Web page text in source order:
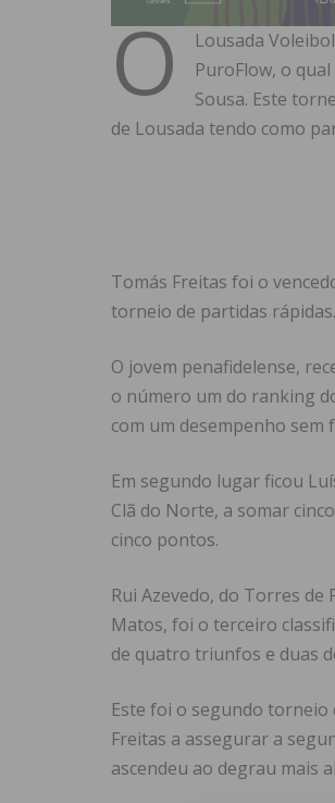
O
Lousada
PuroFlow, o
Sousa. Este
de Lousada tendo como
Tomás Freitas foi o
torneio de partidas rápidas.
O jovem penafidelense,
o número um do ranking
com um desempenho sem
Em segundo lugar ficou
Clã do Norte, a somar
cinco pontos.
Rui Azevedo, do Torres de
Matos, foi o terceiro
de quatro triunfos e duas
Este foi o segundo torneio
Freitas a assegurar a
ascendeu ao degrau mais